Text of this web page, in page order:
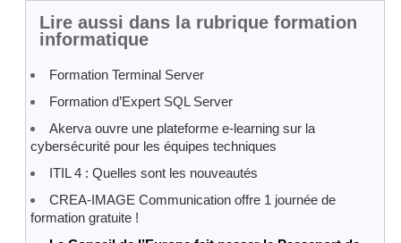
Lire aussi dans la rubrique formation
informatique
Formation Terminal Server
Formation d’Expert SQL Server
Akerva ouvre une plateforme e-learning sur la
cybersécurité pour les équipes techniques
ITIL 4 : Quelles sont les nouveautés
CREA-IMAGE Communication offre 1 journée de
formation gratuite !